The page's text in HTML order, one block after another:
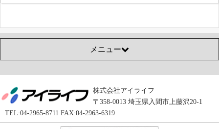
メニュー
株式会社アイライフ
〒358-0013 埼玉県入間市上藤沢20-1
TEL:04-2965-8711 FAX:04-2963-6319